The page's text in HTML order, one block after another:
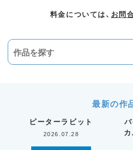
料金については、 お問
最新の作
ピーターラビット
2026.07.28